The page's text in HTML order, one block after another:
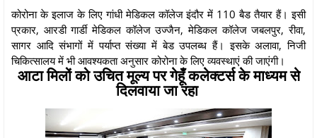
कोरोना के इलाज के लिए गांधी मेडिकल कॉलेज इंदौर में 110 बैड तैयार हैं। इसी
प्रकार, आरडी गार्डी मेडिकल कॉलेज उज्जैन, मेडिकल कॉलेज जबलपुर, रीवा,
सागर आदि संभागों में पर्याप्त संख्या में बेड उपलब्ध हैं। इसके अलावा, निजी
चिकित्सालय में भी आवश्यकता अनुसार कोरोना के लिए व्यवस्थाएं की जाएंगी।
आटा मिलों को उचित मूल्य पर गेहूँ कलेक्टर्स के माध्यम से
दिलवाया जा रहा